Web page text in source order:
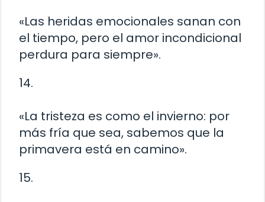
«Las heridas emocionales sanan con
el tiempo, pero el amor incondicional
perdura para siempre».
14.
«La tristeza es como el invierno: por
más fría que sea, sabemos que la
primavera está en camino».
15.